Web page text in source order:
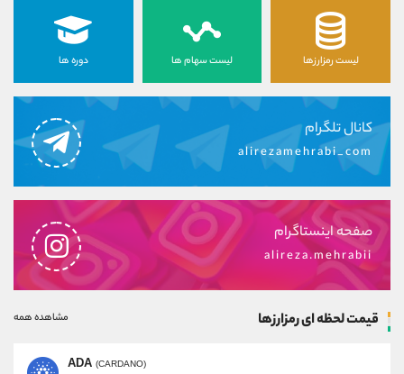
لیست رمزارزها لیست سهام ها دوره ها
کانال تلگرام
alirezamehrabi_com
صفحه اینستاگرام
alireza.mehrabii
قیمت لحظه ای رمزارزها مشاهده همه
ADA (CARDANO)